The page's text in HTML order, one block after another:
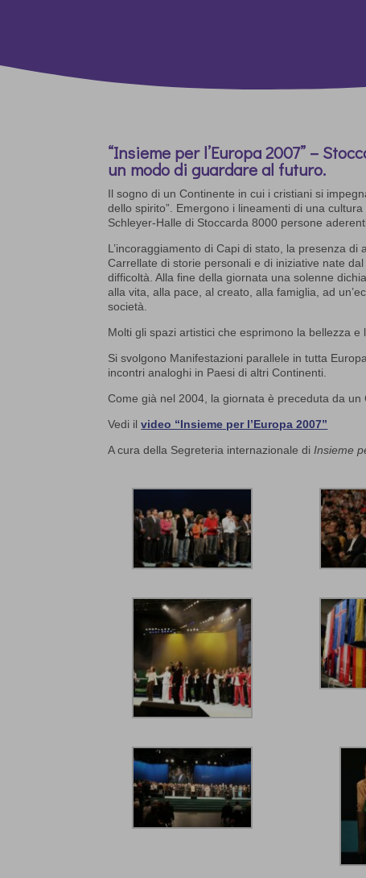
“Insieme per l’Europa 2007” –
un modo di guardare al futuro.
Il sogno di un Continente in cui i cristiani si
dello spirito”. Emergono i lineamenti di una
Schleyer-Halle di Stoccarda 8000 persone
L’incoraggiamento di Capi di stato, la presenza
Carrellate di storie personali e di iniziative nate
difficoltà. Alla fine della giornata una solenne
alla vita, alla pace, al creato, alla famiglia, ad
società.
Molti gli spazi artistici che esprimono la bellezza e
Si svolgono Manifestazioni parallele in tutta
incontri analoghi in Paesi di altri Continenti.
Come già nel 2004, la giornata è preceduta da
Vedi ilvideo “Insieme per l’Europa 2007”
A cura della Segreteria internazionale di Insieme